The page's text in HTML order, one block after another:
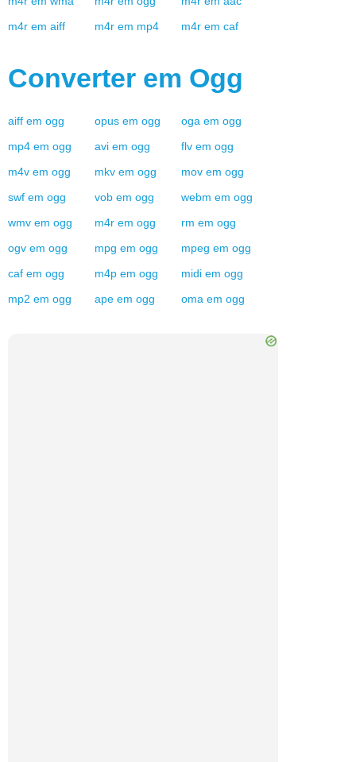
m4r em aiff m4r em mp4 m4r em caf
Converter em Ogg
aiff em ogg opus em ogg oga em ogg
mp4 em ogg avi em ogg flv em ogg
m4v em ogg mkv em ogg mov em ogg
swf em ogg vob em ogg webm em ogg
wmv em ogg m4r em ogg rm em ogg
ogv em ogg mpg em ogg mpeg em ogg
caf em ogg m4p em ogg midi em ogg
mp2 em ogg ape em ogg oma em ogg